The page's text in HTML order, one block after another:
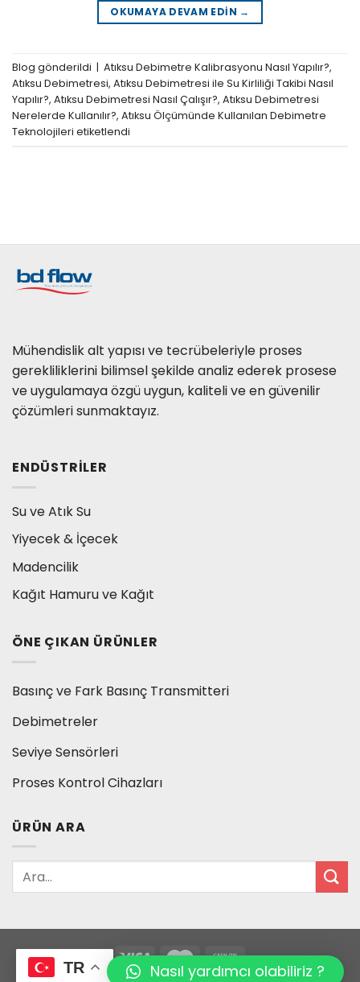
OKUMAYA DEVAM EDIN →
Blog gönderildi | Atıksu Debimetre Kalibrasyonu Nasıl Yapılır?,
Atıksu Debimetresi, Atıksu Debimetresi ile Su Kirliliği Takibi Nasıl
Yapılır?, Atıksu Debimetresi Nasıl Çalışır?, Atıksu Debimetresi
Nerelerde Kullanılır?, Atıksu Ölçümünde Kullanılan Debimetre
Teknolojileri etiketlendi
Mühendislik alt yapısı ve tecrübeleriyle proses
gerekliliklerini bilimsel şekilde analiz ederek prosese
ve uygulamaya özgü uygun, kaliteli ve en güvenilir
çözümleri sunmaktayız.
ENDÜSTRILER
Su ve Atık Su
Yiyecek & İçecek
Madencilik
Kağıt Hamuru ve Kağıt
ÖNE ÇIKAN ÜRÜNLER
Basınç ve Fark Basınç Transmitteri
Debimetreler
Seviye Sensörleri
Proses Kontrol Cihazları
ÜRÜN ARA
TR Nasıl yardımcı olabiliriz ?